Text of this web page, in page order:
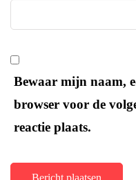
Bewaar mijn naam,
browser voor de
reactie plaats.